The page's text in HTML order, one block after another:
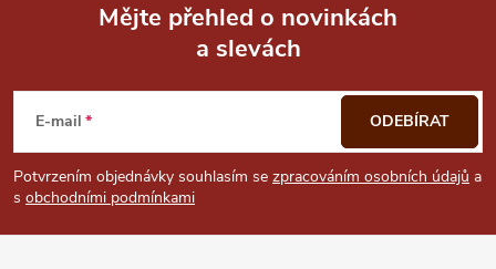
p
a
Mějte přehled o novinkách
a slevách
E-mail
Potvrzením objednávky souhlasím se zpracováním osobních údajů a
s obchodními podmínkami
ODEBÍRAT